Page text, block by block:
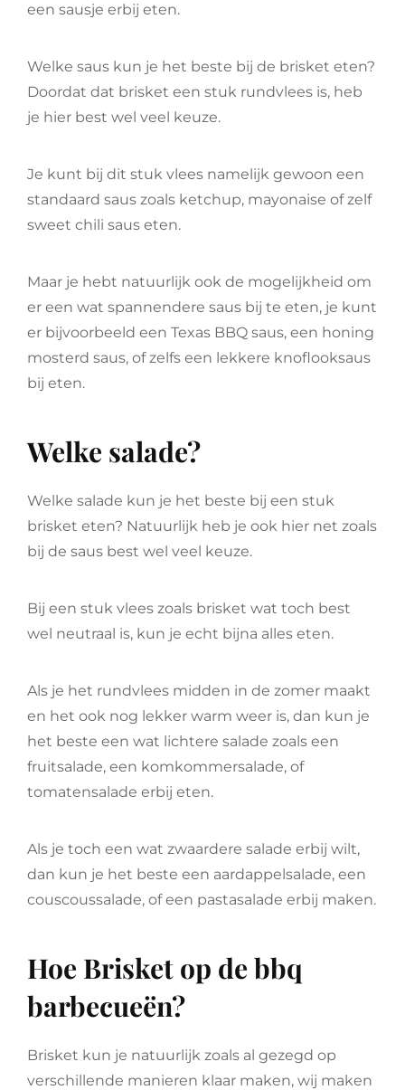
een sausje erbij eten.
Welke saus kun je het beste bij de brisket eten?
Doordat dat brisket een stuk rundvlees is, heb
je hier best wel veel keuze.
Je kunt bij dit stuk vlees namelijk gewoon een
standaard saus zoals ketchup, mayonaise of zelf
sweet chili saus eten.
Maar je hebt natuurlijk ook de mogelijkheid om
er een wat spannendere saus bij te eten, je kunt
er bijvoorbeeld een Texas BBQ saus, een honing
mosterd saus, of zelfs een lekkere knoflooksaus
bij eten.
Welke salade?
Welke salade kun je het beste bij een stuk
brisket eten? Natuurlijk heb je ook hier net zoals
bij de saus best wel veel keuze.
Bij een stuk vlees zoals brisket wat toch best
wel neutraal is, kun je echt bijna alles eten.
Als je het rundvlees midden in de zomer maakt
en het ook nog lekker warm weer is, dan kun je
het beste een wat lichtere salade zoals een
fruitsalade, een komkommersalade, of
tomatensalade erbij eten.
Als je toch een wat zwaardere salade erbij wilt,
dan kun je het beste een aardappelsalade, een
couscoussalade, of een pastasalade erbij maken.
Hoe Brisket op de bbq
barbecueën?
Brisket kun je natuurlijk zoals al gezegd op
verschillende manieren klaar maken, wij maken